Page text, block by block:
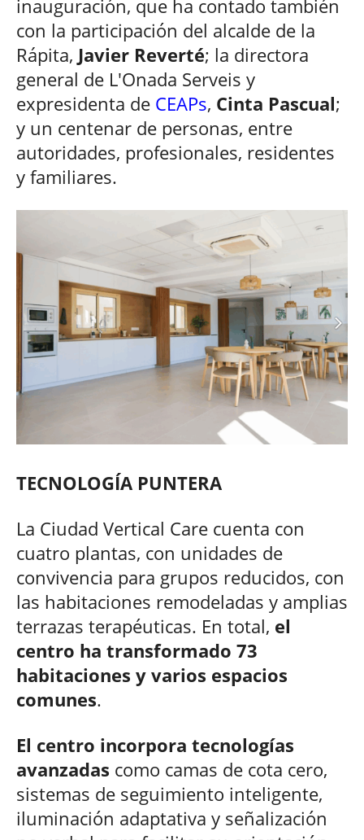
inauguración, que ha contado también
con la participación del alcalde de la
Rápita, Javier Reverté; la directora
general de L'Onada Serveis y
expresidenta de CEAPs, Cinta Pascual;
y un centenar de personas, entre
autoridades, profesionales, residentes
y familiares.
TECNOLOGÍA PUNTERA
La Ciudad Vertical Care cuenta con
cuatro plantas, con unidades de
convivencia para grupos reducidos, con
las habitaciones remodeladas y amplias
terrazas terapéuticas. En total, el
centro ha transformado 73
habitaciones y varios espacios
comunes.
El centro incorpora tecnologías
avanzadas como camas de cota cero,
sistemas de seguimiento inteligente,
iluminación adaptativa y señalización